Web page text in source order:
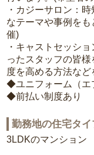
・カジーサロン：
なテーマや事例を
催)
・キャストセッシ
ったスタッフの皆
度を高める方法な
◆ユニフォーム（エ
◆前払い制度あり
勤務地の住宅タイ
3LDKのマンション